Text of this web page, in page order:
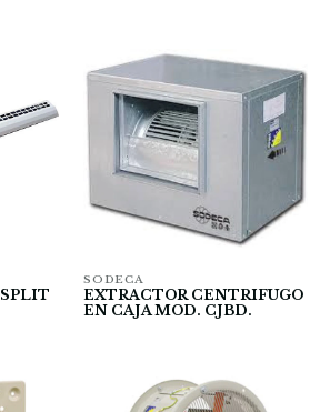
SODECA
EXTRACTOR CENTRIFUGO
EN CAJA MOD. CJBD.